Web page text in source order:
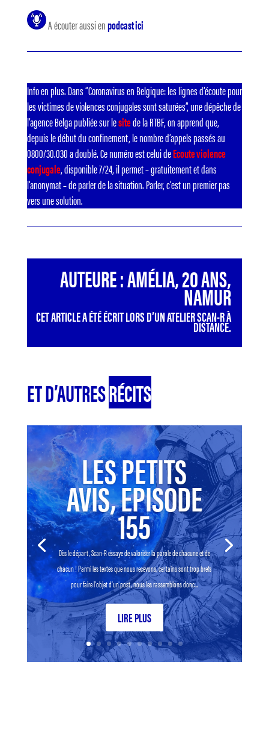
A écouter aussi enpodcast ici
Info en plus. Dans “Coronavirus en Belgique: les lignes d’écoute pour
les victimes de violences conjugales sont saturées”, une dépêche de
l’agence Belga publiée sur lesitede la RTBF, on apprend que,
depuis le début du confinement, le nombre d’appels passés au
0800/30.030 a doublé. Ce numéro est celui deEcoute violence
conjugale, disponible 7/24, il permet – gratuitement et dans
l’anonymat – de parler de la situation. Parler, c’est un premier pas
vers une solution.
AUTEURE : AMÉLIA, 20 ANS,
NAMUR
CET ARTICLE A ÉTÉ ÉCRIT LORS D’UN ATELIER SCAN-R À
DISTANCE.
ET D’AUTRESRÉCITS
LES PETITS
AVIS, EPISODE
155
Dès le départ, Scan-R essaye de valoriser la parole de chacune et de
chacun ! Parmi les textes que nous recevons, certains sont trop brefs
pour faire l’objet d’un post, nous les rassemblons donc...
LIRE PLUS